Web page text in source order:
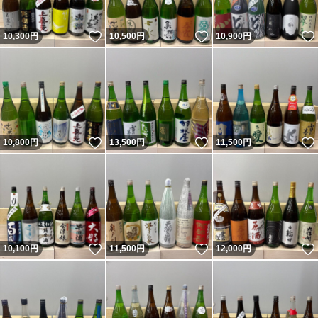
10,300円 いいね！
10,500円 いいね！
10,900円
10,800円 いいね！
13,500円 いいね！
11,500円
10,100円 いいね！
11,500円 いいね！
12,000円